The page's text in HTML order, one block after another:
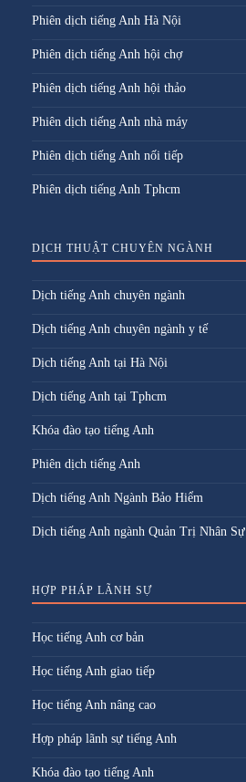
Phiên dịch tiếng Anh Hà Nội
Phiên dịch tiếng Anh hội chợ
Phiên dịch tiếng Anh hội thảo
Phiên dịch tiếng Anh nhà máy
Phiên dịch tiếng Anh nối tiếp
Phiên dịch tiếng Anh Tphcm
DỊCH THUẬT CHUYÊN NGÀNH
Dịch tiếng Anh chuyên ngành
Dịch tiếng Anh chuyên ngành y tế
Dịch tiếng Anh tại Hà Nội
Dịch tiếng Anh tại Tphcm
Khóa đào tạo tiếng Anh
Phiên dịch tiếng Anh
Dịch tiếng Anh Ngành Bảo Hiểm
Dịch tiếng Anh ngành Quản Trị Nhân Sự
HỢP PHÁP LÃNH SỰ
Học tiếng Anh cơ bản
Học tiếng Anh giao tiếp
Học tiếng Anh nâng cao
Hợp pháp lãnh sự tiếng Anh
Khóa đào tạo tiếng Anh